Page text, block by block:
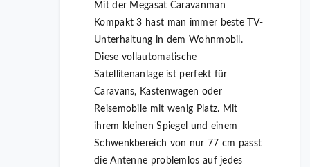
Mit der Megasat Caravanman
Kompakt 3 hast man immer beste TV-
Unterhaltung in dem Wohnmobil.
Diese vollautomatische
Satellitenanlage ist perfekt für
Caravans, Kastenwagen oder
Reisemobile mit wenig Platz. Mit
ihrem kleinen Spiegel und einem
Schwenkbereich von nur 77 cm passt
die Antenne problemlos auf jedes